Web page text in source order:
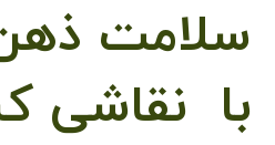
سلامت
با نقاشی